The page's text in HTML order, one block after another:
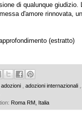
di qualunque
d'amore rinnovata,
(estratto)
adozioni adozioni internazionali
Roma RM, Italia